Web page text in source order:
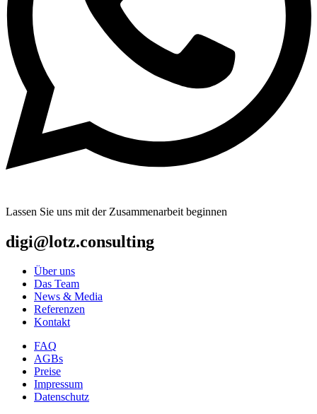
Lassen Sie uns mit der Zusammenarbeit beginnen
digi@lotz.consulting
Über uns
Das Team
News & Media
Referenzen
Kontakt
FAQ
AGBs
Preise
Impressum
Datenschutz